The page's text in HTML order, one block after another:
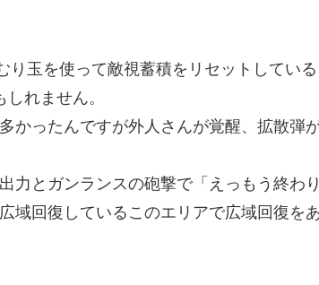
玉を使って敵視蓄積をリセットしてい
れません。
かったんですが外人さんが覚醒、拡散弾
力とガンランスの砲撃で「えっもう終わ
域回復しているこのエリアで広域回復を